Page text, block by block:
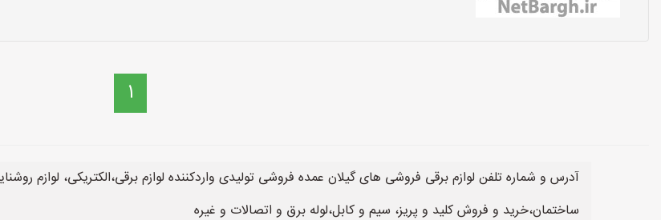
1
آدرس و شماره تلفن لوازم برقی فروشی های گیلان عمده فروشی تولیدی واردکننده لوازم برقی،الکتریکی، لوازم
ساختمان،خرید و فروش کلید و پریز، سیم و کابل،لوله برق و اتصالات و غیره